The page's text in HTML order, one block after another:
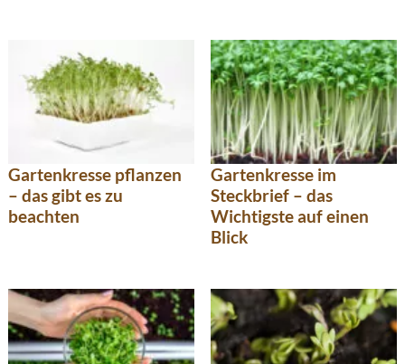
Gartenkresse pflanzen
– das gibt es zu
beachten
Gartenkresse im
Steckbrief – das
Wichtigste auf einen
Blick